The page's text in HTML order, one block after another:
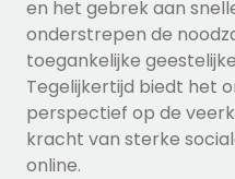
en het gebrek aan
onderstrepen de
toegankelijke
Tegelijkertijd biedt het
perspectief op de
kracht van sterke
online.